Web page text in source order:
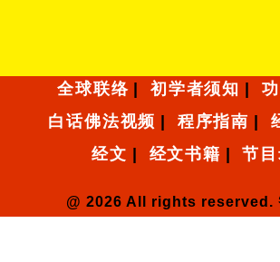
全球联络 初学者须知
白话佛法视频
程序指南
经文
经文书籍 节
@ 2026 All rights reserved.